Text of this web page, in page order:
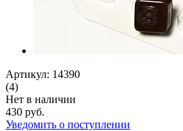
Артикул: 14390
(4)
Нет в наличии
430 руб.
Уведомить о поступлении